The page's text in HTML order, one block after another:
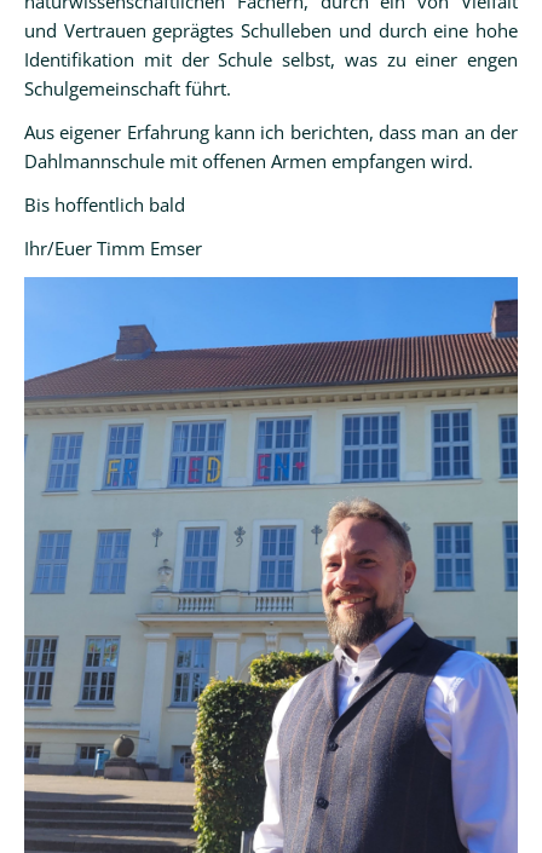
der
Freunde
und
Förderer
Beitrittserklärung
Unterricht
Oberstufe
Klausurtermine
Schulinterne
Fachcurricula
Schulleben
Essensbestellung
online
AGs
und Vertrauen geprägtes Schulleben und durch eine hohe
Identifikation mit der Schule selbst, was zu einer engen
Schulgemeinschaft führt.
Aus eigener Erfahrung kann ich berichten, dass man an der
Dahlmannschule mit offenen Armen empfangen wird.
Bis hoffentlich bald
Ihr/Euer Timm Emser